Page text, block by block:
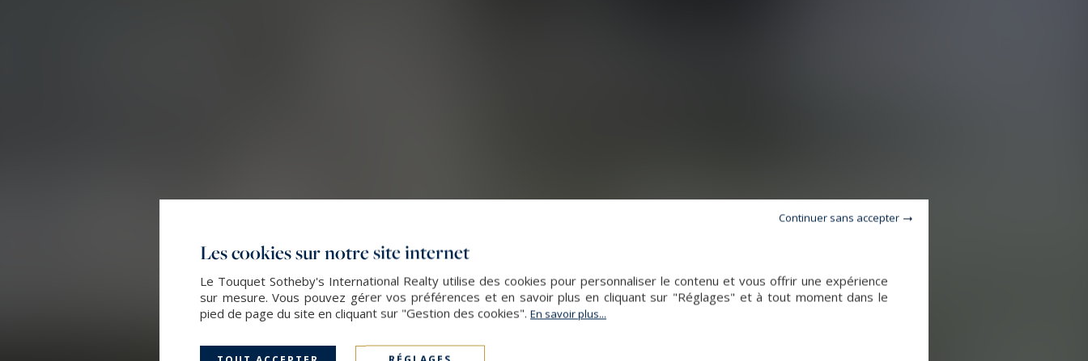
Les cookies sur notre site internet
Le Touquet Sotheby's International Realty utilise des cookies pour personnaliser le contenu et vous offrir une expérience
sur mesure. Vous pouvez gérer vos préférences et en savoir plus en cliquant sur "Réglages" et à tout moment dans le
pied de page du site en cliquant sur "Gestion des cookies". En savoir plus...
Continuer sans accepter